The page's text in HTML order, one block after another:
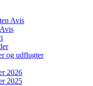
Avis
og udflugter
2026
2025